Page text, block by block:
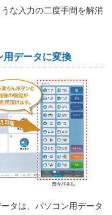
な入力の二度手間を解消
用データに変換
タは、パソコン用データ